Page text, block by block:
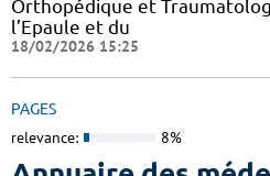
Orthopédique et
l’Epaule et du
18/02/2026 15:25
PAGES
relevance: 8%